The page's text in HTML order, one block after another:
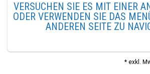
VERSUCHEN SIE ES MIT EINER
ODER VERWENDEN SIE DAS
ANDEREN SEITE ZU
* exkl.